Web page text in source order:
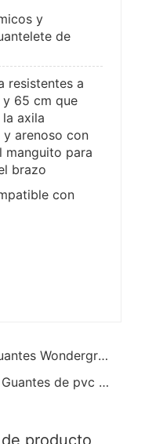
y
de
resistentes a
65 cm que
axila
y arenoso con
manguito para
brazo
con
Anterior entrada anterior : Guantes Wondergrip resistentes a los productos químicos de PVC
Siguiente entrada siguiente : Guantes de pvc totalmente recubiertos reach k/w